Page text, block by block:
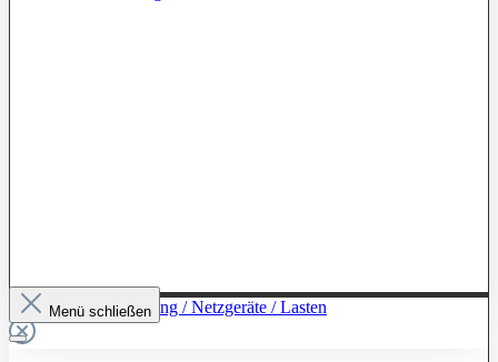
Zur Kategorie: Leistung / Netzgeräte / Lasten
Menü schließen